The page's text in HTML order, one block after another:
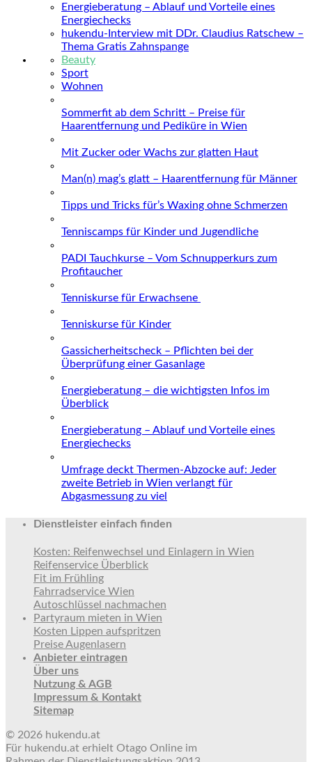
Energieberatung – Ablauf und Vorteile eines
Energiechecks
hukendu-Interview mit DDr. Claudius Ratschew –
Thema Gratis Zahnspange
Beauty
Sport
Wohnen
Sommerfit ab dem Schritt – Preise für
Haarentfernung und Pediküre in Wien
Mit Zucker oder Wachs zur glatten Haut
Man(n) mag’s glatt – Haarentfernung für Männer
Tipps und Tricks für’s Waxing ohne Schmerzen
Tenniscamps für Kinder und Jugendliche
PADI Tauchkurse – Vom Schnupperkurs zum
Profitaucher
Tenniskurse für Erwachsene
Tenniskurse für Kinder
Gassicherheitscheck – Pflichten bei der
Überprüfung einer Gasanlage
Energieberatung – die wichtigsten Infos im
Überblick
Energieberatung – Ablauf und Vorteile eines
Energiechecks
Umfrage deckt Thermen-Abzocke auf: Jeder
zweite Betrieb in Wien verlangt für
Abgasmessung zu viel
Dienstleister einfach finden
Kosten: Reifenwechsel und Einlagern in Wien
Reifenservice Überblick
Fit im Frühling
Fahrradservice Wien
Autoschlüssel nachmachen
Partyraum mieten in Wien
Kosten Lippen aufspritzen
Preise Augenlasern
Anbieter eintragen
Über uns
Nutzung & AGB
Impressum & Kontakt
Sitemap
© 2026 hukendu.at
Für hukendu.at erhielt Otago Online im